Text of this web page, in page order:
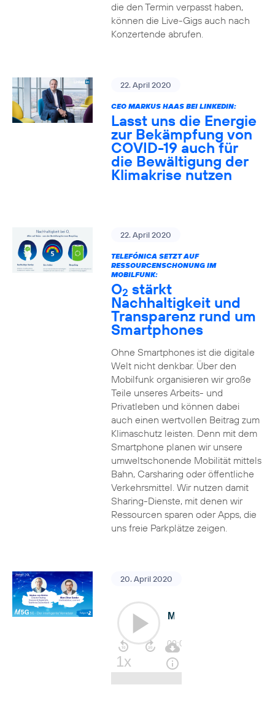
die den Termin verpasst haben,
können die Live-Gigs auch nach
Konzertende abrufen.
22. April 2020
CEO MARKUS HAAS BEI LINKEDIN:
Lasst uns die Energie
zur Bekämpfung von
COVID-19 auch für
die Bewältigung der
Klimakrise nutzen
22. April 2020
TELEFÓNICA SETZT AUF
RESSOURCENSCHONUNG IM
MOBILFUNK:
O2 stärkt
Nachhaltigkeit und
Transparenz rund um
Smartphones
Ohne Smartphones ist die digitale
Welt nicht denkbar. Über den
Mobilfunk organisieren wir große
Teile unseres Arbeits- und
Privatleben und können dabei
auch einen wertvollen Beitrag zum
Klimaschutz leisten. Denn mit dem
Smartphone planen wir unsere
umweltschonende Mobilität mittels
Bahn, Carsharing oder öffentliche
Verkehrsmittel. Wir nutzen damit
Sharing-Dienste, mit denen wir
Ressourcen sparen oder Apps, die
uns freie Parkplätze zeigen.
20. April 2020